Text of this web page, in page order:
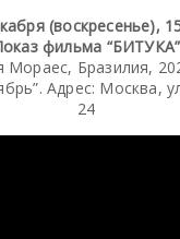
(воскресенье),
фильма “БИТУКА”
Мораес, Бразилия,
Адрес: Москва,
24